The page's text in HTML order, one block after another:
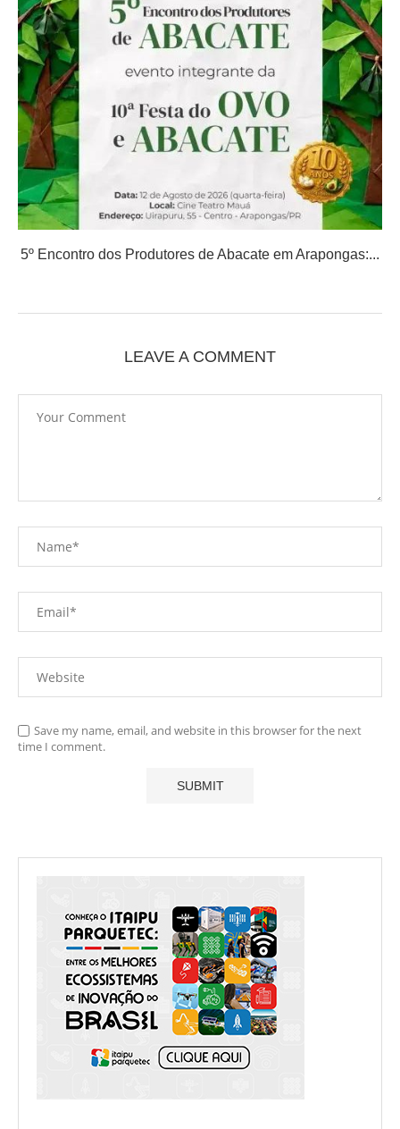
5º Encontro dos Produtores de Abacate em Arapongas:...
LEAVE A COMMENT
Save my name, email, and website in this browser for the next
time I comment.